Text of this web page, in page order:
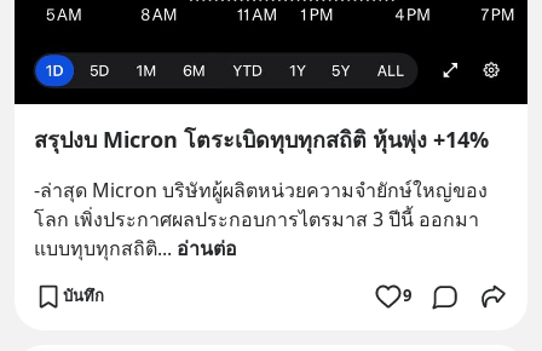
สรุปงบ Micron โตระเบิดทุบทุกสถิติ หุ้นพุ่ง +14%
-ล่าสุด Micron บริษัทผู้ผลิตหน่วยความจำยักษ์ใหญ่ของ
โลก เพิ่งประกาศผลประกอบการไตรมาส 3 ปีนี้ ออกมา
แบบทุบทุกสถิติ... อ่านต่อ
บันทึก 9